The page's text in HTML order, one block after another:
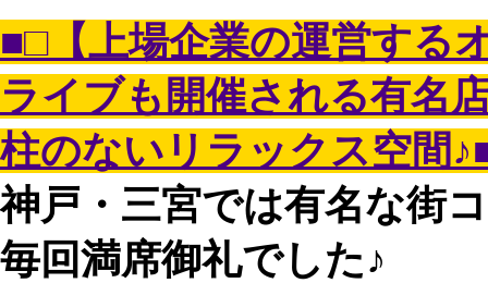
■□【上場企業の運営する
ライブも開催される有名
柱のないリラックス空間
神戸・三宮では有名な街
毎回満席御礼でした♪